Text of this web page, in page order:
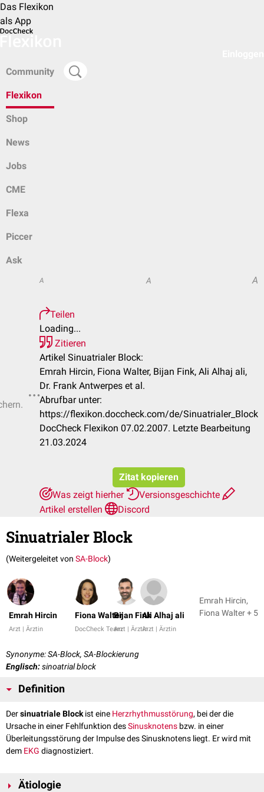
Das Flexikon
als App
Community
Flexikon
Shop
News
Jobs
CME
Flexa
Piccer
Ask
A A A
Teilen
Loading...
Zitieren
Artikel Sinuatrialer Block:
Emrah Hircin, Fiona Walter, Bijan Fink, Ali Alhaj ali,
Dr. Frank Antwerpes et al.
Abrufbar unter:
https://flexikon.doccheck.com/de/Sinuatrialer_Block
DocCheck Flexikon 07.02.2007. Letzte Bearbeitung
21.03.2024
Zitat kopieren
Was zeigt hierher
Versionsgeschichte
Artikel erstellen
Discord
Sinuatrialer Block
(Weitergeleitet von SA-Block)
Emrah Hircin
Arzt | Ärztin
Fiona Walter
DocCheck Team
Bijan Fink
Arzt | Ärztin
Ali Alhaj ali
Arzt | Ärztin
Emrah Hircin,
Fiona Walter + 5
Synonyme: SA-Block, SA-Blockierung
Englisch:sinoatrial block
Definition
Dersinuatriale Blockist eine Herzrhythmusstörung, bei der die
Ursache in einer Fehlfunktion desSinusknotens bzw. in einer
Überleitungsstörung der Impulse des Sinusknotens liegt. Er wird mit
dem EKG diagnostiziert.
Ätiologie